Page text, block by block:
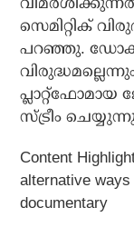
സെമിറ്റിക്
പറഞ്ഞു.
പ്ലാറ്റ്ഫോമായ
സ്ട്രീം
Content
alternative
documentary